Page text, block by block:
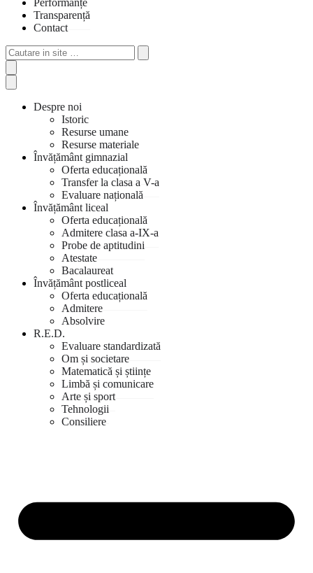
Performanțe
Transparență
Contact
Cautare
in
site
…
Despre noi
Istoric
Resurse umane
Resurse materiale
Învățământ gimnazial
Oferta educațională
Transfer la clasa a V-a
Evaluare națională
Învățământ liceal
Oferta educațională
Admitere clasa a-IX-a
Probe de aptitudini
Atestate
Bacalaureat
Învățământ postliceal
Oferta educațională
Admitere
Absolvire
R.E.D.
Evaluare standardizată
Om și societare
Matematică și științe
Limbă și comunicare
Arte și sport
Tehnologii
Consiliere